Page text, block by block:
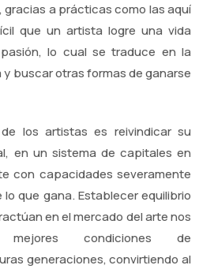
a prácticas como las aquí
que un artista logre una vida
lo cual se traduce en la
buscar otras formas de ganarse
los artistas es reivindicar su
en un sistema de capitales en
con capacidades severamente
que gana. Establecer equilibrio
en el mercado del arte nos
mejores condiciones de
generaciones, convirtiendo al